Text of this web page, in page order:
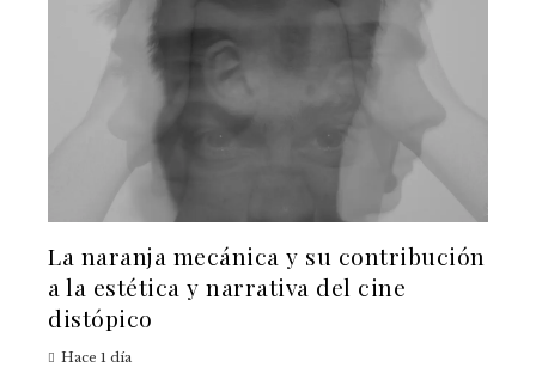
La naranja mecánica y su contribución
a la estética y narrativa del cine
distópico
Hace 1 día